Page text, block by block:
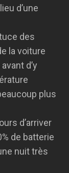
d’une
des
la voiture
d’y
plus
d’arriver
de batterie
nuit très